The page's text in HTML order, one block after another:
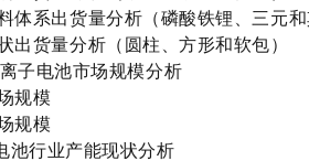
体系出货量分析（磷酸铁锂、三元
出货量分析（圆柱、方形和软包）
子电池市场规模分析
规模
规模
池行业产能现状分析